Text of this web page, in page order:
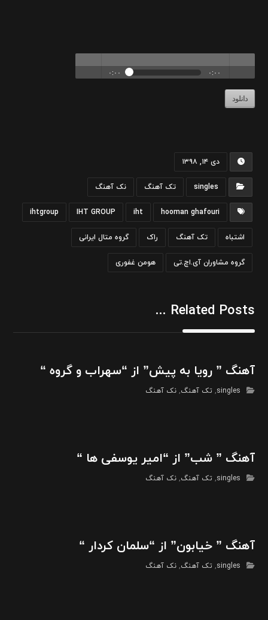
pause
۰:۰۰ ۰:۰۰
volu
me
دانلود
دی ۱۴, ۱۳۹۸
singles تک آهنگ نک آهنگ
hooman ghafouri
iht
IHT GROUP
ihtgroup
اشتباه تک آهنگ راک گروه متال ایرانی
گروه مشاوران آی.اچ.تی هومن غفوری
Related Posts ...
آهنگ ” رویا به پیش” از “سهراب و گروه “
singles
,تک آهنگ,نک آهنگ
آهنگ ” شب” از “امیر یوسفی ها “
singles
,تک آهنگ,نک آهنگ
آهنگ ” خیابون” از “سلمان کردار “
singles
,تک آهنگ,نک آهنگ